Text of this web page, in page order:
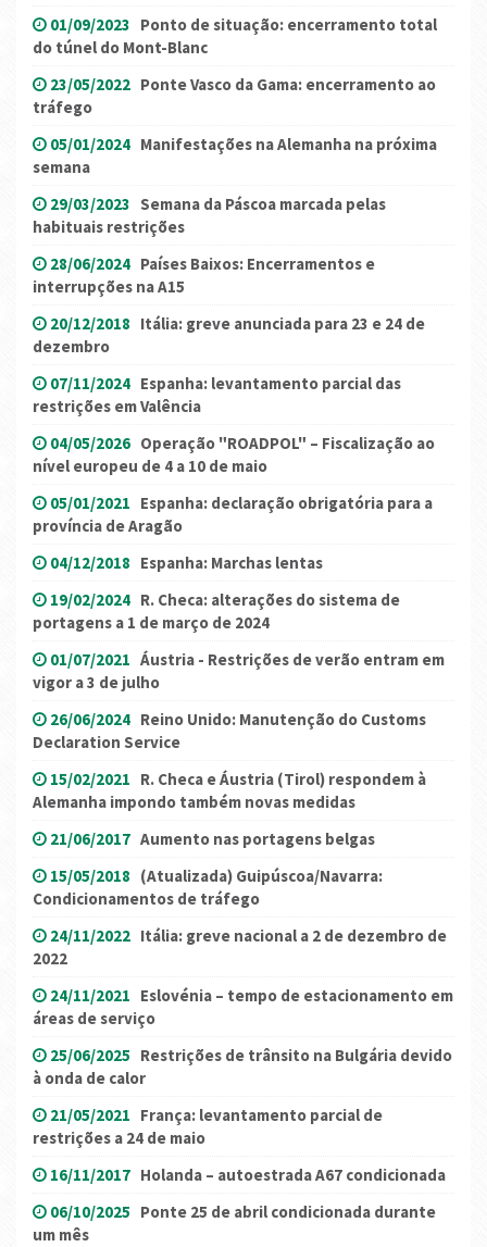
01/09/2023 Ponto de situação: encerramento total
do túnel do Mont-Blanc
23/05/2022 Ponte Vasco da Gama: encerramento ao
tráfego
05/01/2024 Manifestações na Alemanha na próxima
semana
29/03/2023 Semana da Páscoa marcada pelas
habituais restrições
28/06/2024 Países Baixos: Encerramentos e
interrupções na A15
20/12/2018 Itália: greve anunciada para 23 e 24 de
dezembro
07/11/2024 Espanha: levantamento parcial das
restrições em Valência
04/05/2026 Operação "ROADPOL" – Fiscalização ao
nível europeu de 4 a 10 de maio
05/01/2021 Espanha: declaração obrigatória para a
província de Aragão
04/12/2018 Espanha: Marchas lentas
19/02/2024 R. Checa: alterações do sistema de
portagens a 1 de março de 2024
01/07/2021 Áustria - Restrições de verão entram em
vigor a 3 de julho
26/06/2024 Reino Unido: Manutenção do Customs
Declaration Service
15/02/2021 R. Checa e Áustria (Tirol) respondem à
Alemanha impondo também novas medidas
21/06/2017 Aumento nas portagens belgas
15/05/2018 (Atualizada) Guipúscoa/Navarra:
Condicionamentos de tráfego
24/11/2022 Itália: greve nacional a 2 de dezembro de
2022
24/11/2021 Eslovénia – tempo de estacionamento em
áreas de serviço
25/06/2025 Restrições de trânsito na Bulgária devido
à onda de calor
21/05/2021 França: levantamento parcial de
restrições a 24 de maio
16/11/2017 Holanda – autoestrada A67 condicionada
06/10/2025 Ponte 25 de abril condicionada durante
um mês